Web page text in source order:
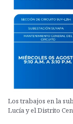
Los trabajos en la
Lucía y el Distrito